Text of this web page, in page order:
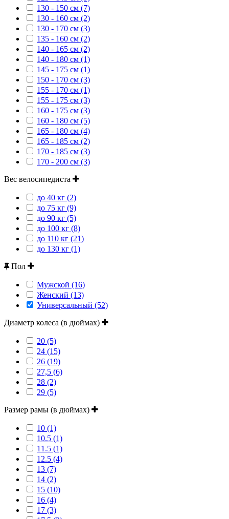
130 - 150 см (7)
130 - 160 см (2)
130 - 170 см (3)
135 - 160 см (2)
140 - 165 см (2)
140 - 180 см (1)
145 - 175 см (1)
150 - 170 см (3)
155 - 170 см (1)
155 - 175 см (3)
160 - 175 см (3)
160 - 180 см (5)
165 - 180 см (4)
165 - 185 см (2)
170 - 185 см (3)
170 - 200 см (3)
Вес велосипедиста
до 40 кг (2)
до 75 кг (9)
до 90 кг (5)
до 100 кг (8)
до 110 кг (21)
до 130 кг (1)
Пол
Мужской (16)
Женский (13)
Универсальный (52)
Диаметр колеса (в дюймах)
20 (5)
24 (15)
26 (19)
27,5 (6)
28 (2)
29 (5)
Размер рамы (в дюймах)
10 (1)
10.5 (1)
11.5 (1)
12.5 (4)
13 (7)
14 (2)
15 (10)
16 (4)
17 (3)